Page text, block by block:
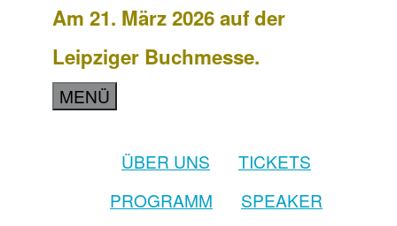
Am 21. März 2026 auf der
Leipziger Buchmesse.
MENÜ
ÜBER UNS
TICKETS
PROGRAMM
SPEAKER